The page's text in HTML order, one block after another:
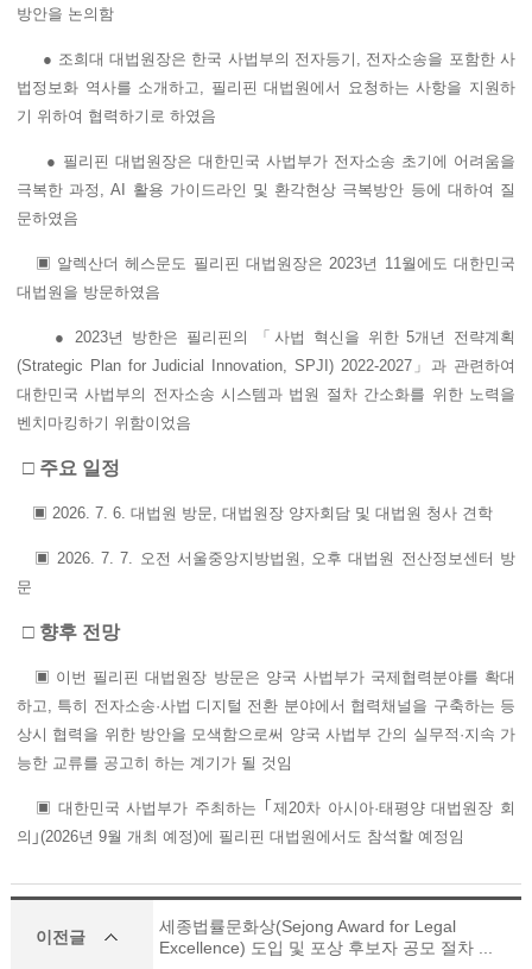
방안을 논의함
● 조희대 대법원장은 한국 사법부의 전자등기, 전자소송을 포함한 사
법정보화 역사를 소개하고, 필리핀 대법원에서 요청하는 사항을 지원하
기 위하여 협력하기로 하였음
● 필리핀 대법원장은 대한민국 사법부가 전자소송 초기에 어려움을
극복한 과정, AI 활용 가이드라인 및 환각현상 극복방안 등에 대하여 질
문하였음
▣ 알렉산더 헤스문도 필리핀 대법원장은 2023년 11월에도 대한민국
대법원을 방문하였음
● 2023년 방한은 필리핀의 「사법 혁신을 위한 5개년 전략계획
(Strategic Plan for Judicial Innovation, SPJI) 2022-2027」과 관련하여
대한민국 사법부의 전자소송 시스템과 법원 절차 간소화를 위한 노력을
벤치마킹하기 위함이었음
□ 주요 일정
▣ 2026. 7. 6. 대법원 방문, 대법원장 양자회담 및 대법원 청사 견학
▣ 2026. 7. 7. 오전 서울중앙지방법원, 오후 대법원 전산정보센터 방
문
□ 향후 전망
▣ 이번 필리핀 대법원장 방문은 양국 사법부가 국제협력분야를 확대
하고, 특히 전자소송·사법 디지털 전환 분야에서 협력채널을 구축하는 등
상시 협력을 위한 방안을 모색함으로써 양국 사법부 간의 실무적·지속 가
능한 교류를 공고히 하는 계기가 될 것임
▣ 대한민국 사법부가 주최하는 ｢제20차 아시아·태평양 대법원장 회
의｣(2026년 9월 개최 예정)에 필리핀 대법원에서도 참석할 예정임
이전글
세종법률문화상(Sejong Award for Legal
Excellence) 도입 및 포상 후보자 공모 절차 ...